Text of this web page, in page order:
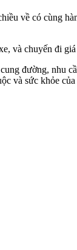
về có cùng
và chuyến đi
đường, nhu
và sức khỏe